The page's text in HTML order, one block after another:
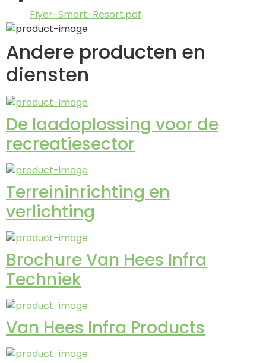
Flyer-Smart-Resort.pdf
Andere producten en
diensten
De laadoplossing voor de
recreatiesector
Terreininrichting en
verlichting
Brochure Van Hees Infra
Techniek
Van Hees Infra Products